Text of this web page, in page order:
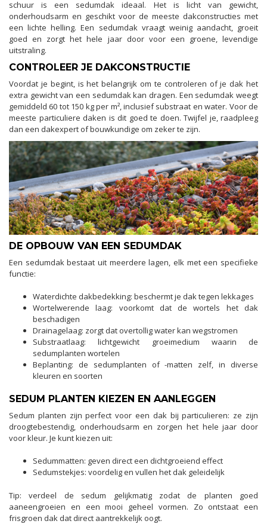
schuur is een sedumdak ideaal. Het is licht van gewicht,
onderhoudsarm en geschikt voor de meeste dakconstructies met
een lichte helling. Een sedumdak vraagt weinig aandacht, groeit
goed en zorgt het hele jaar door voor een groene, levendige
uitstraling.
CONTROLEER JE DAKCONSTRUCTIE
Voordat je begint, is het belangrijk om te controleren of je dak het
extra gewicht van een sedumdak kan dragen. Een sedumdak weegt
gemiddeld 60 tot 150 kg per m², inclusief substraat en water. Voor de
meeste particuliere daken is dit goed te doen. Twijfel je, raadpleeg
dan een dakexpert of bouwkundige om zeker te zijn.
DE OPBOUW VAN EEN SEDUMDAK
Een sedumdak bestaat uit meerdere lagen, elk met een specifieke
functie:
Waterdichte dakbedekking: beschermt je dak tegen lekkages
Wortelwerende laag: voorkomt dat de wortels het dak
beschadigen
Drainagelaag: zorgt dat overtollig water kan wegstromen
Substraatlaag: lichtgewicht groeimedium waarin de
sedumplanten wortelen
Beplanting: de sedumplanten of -matten zelf, in diverse
kleuren en soorten
SEDUM PLANTEN KIEZEN EN AANLEGGEN
Sedum planten zijn perfect voor een dak bij particulieren: ze zijn
droogtebestendig, onderhoudsarm en zorgen het hele jaar door
voor kleur. Je kunt kiezen uit:
Sedummatten: geven direct een dichtgroeiend effect
Sedumstekjes: voordelig en vullen het dak geleidelijk
Tip: verdeel de sedum gelijkmatig zodat de planten goed
aaneengroeien en een mooi geheel vormen. Zo ontstaat een
frisgroen dak dat direct aantrekkelijk oogt.